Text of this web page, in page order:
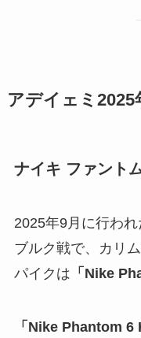
アデイェミ2025
ナイキ ファント
2025年9月に行わ
ブルク戦で、カリ
パイクは 「Nike
「 Nike Phantom 6